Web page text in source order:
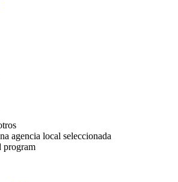
agencia local seleccionada
program